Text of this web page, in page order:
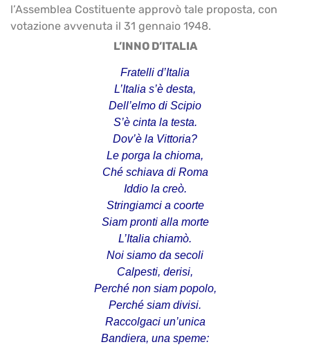
l’Assemblea Costituente approvò tale proposta, con
votazione avvenuta il 31 gennaio 1948.
L’INNO D’ITALIA
Fratelli d’Italia
L’Italia s’è desta,
Dell’elmo di Scipio
S’è cinta la testa.
Dov’è la Vittoria?
Le porga la chioma,
Ché schiava di Roma
Iddio la creò.
Stringiamci a coorte
Siam pronti alla morte
L’Italia chiamò.
Noi siamo da secoli
Calpesti, derisi,
Perché non siam popolo,
Perché siam divisi.
Raccolgaci un’unica
Bandiera, una speme: